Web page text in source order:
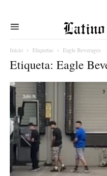
Inicio Etiquetas Eagle Beverages
Etiqueta: Eagle